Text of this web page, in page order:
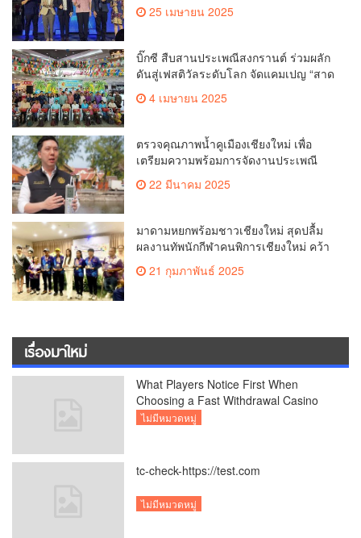
ข้อมูลเพื่อยกระดับเมือง สังคม และ
25 เมษายน 2025
บิ๊กซี สืบสานประเพณีสงกรานต์ ร่วมผลัก
ดันสู่เฟสติวัลระดับโลก จัดแคมเปญ “สาด
สูงสุด 50% กระตุ้นการเดินทางนักท่อง
2,132 ล้านบาท
4 เมษายน 2025
ตรวจคุณภาพน้ำคูเมืองเชียงใหม่ เพื่อ
เตรียมความพร้อมการจัดงานประเพณี
สงกรานต์ หรือป๋าเวณีปี๋ใหม่เมืองเจียงใหม่
ประจำปี 2568 บริเวณคูเมือง
22 มีนาคม 2025
มาดามหยกพร้อมชาวเชียงใหม่ สุดปลื้ม
ผลงานทัพนักกีฬาคนพิการเชียงใหม่ คว้า
เหรียญ “อัญมณีเกมส์”ที่จันทบุรีam
เชียงใหม่
21 กุมภาพันธ์ 2025
เรื่องมาใหม่
What Players Notice First When
Choosing a Fast Withdrawal Casino
UK
ไม่มีหมวดหมู่
tc-check-https://test.com
ไม่มีหมวดหมู่